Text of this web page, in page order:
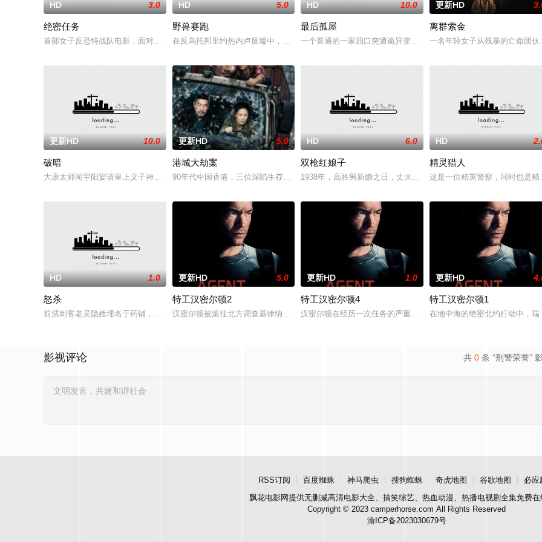
HD 3.0
绝密任务
首部女子反恐特战队电影，面对恐怖主义恶势力，“最飒女子反恐特战队”临危受命，精英队长陈梓静（于文文 饰）率队员金凤（卢靖姗 饰）、齐
HD 5.0
野兽赛跑
在反乌托邦里约热内卢废墟中，城市被阶级斗争撕裂，人们沉迷于血腥竞技。一位抵抗运动领袖为拯救妹
HD 10.0
最后孤屋
一个普通的一家四口突遭诡异变故，被困在自家房屋中超过 1000
更新HD
离群索金
一名年轻女子从残暴的亡命团
更新HD 10.0
破暗
大康太师闻宇阳宴请皇上义子神策府神威将军冷啸天，席间告知他一个消息，刚刚继任北疆镇海王的薛世明遭刺客暗杀，大康名医李长生父子卷
更新HD 5.0
港城大劫案
90年代中国香港，三位深陷生存绝境的底层小人物，因一场劫案命运交织。押款员唐月玲急需巨款为心脏
HD 6.0
双枪红娘子
1938年，高胜男新婚之日，丈夫被日军残害，父辈亦遭屠戮。她举
HD
精灵猎人
这是一位精英警察，同时也是
HD 1.0
怒杀
前清刺客老吴隐姓埋名于药铺，却为守护单亲母女小茜和依依，被迫出手击杀黑帮一伙而暴露身份。幕后黑手向爷派杀手左轮抓住母女二人要挟
更新HD 5.0
特工汉密尔顿2
汉密尔顿被派往北方调查基律纳太空项目的间谍行为，同时发现有人从瑞典窃取秘密武器材料。他被调至
更新HD 1.0
特工汉密尔顿4
汉密尔顿在经历一次任务的严重后果后，陷入了自我毁灭的状态。
更新HD
特工汉密尔顿1
在地中海的绝密北约行动中，
共 0 条 “刑警荣誉”
影视评论
RSS订阅 百度蜘蛛 神马爬虫 搜狗蜘蛛 奇虎地图 谷歌地图
必应
飘花电影网提供无删减高清电影大全、搞笑综艺、热血动漫、热播电视剧全集免费在
Copyright © 2023 camperhorse.com All Rights Reserved
渝ICP备2023030679号